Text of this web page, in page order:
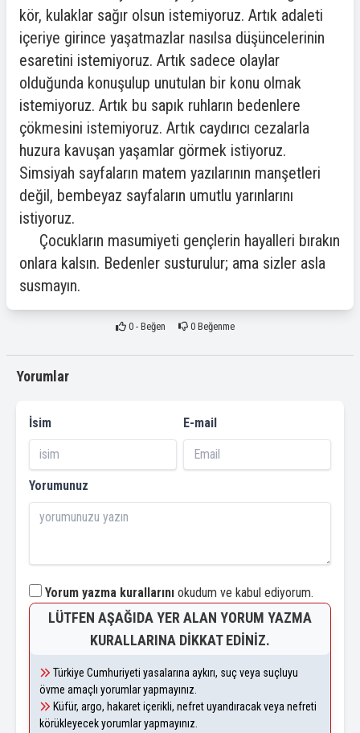
kör, kulaklar sağır olsun istemiyoruz. Artık adaleti
içeriye girince yaşatmazlar nasılsa düşüncelerinin
esaretini istemiyoruz. Artık sadece olaylar
olduğunda konuşulup unutulan bir konu olmak
istemiyoruz. Artık bu sapık ruhların bedenlere
çökmesini istemiyoruz. Artık caydırıcı cezalarla
huzura kavuşan yaşamlar görmek istiyoruz.
Simsiyah sayfaların matem yazılarının manşetleri
değil, bembeyaz sayfaların umutlu yarınlarını
istiyoruz.
Çocukların masumiyeti gençlerin hayalleri bırakın
onlara kalsın. Bedenler susturulur; ama sizler asla
susmayın.
0- Beğen 0 Beğenme
Yorumlar
İsim E-mail
Yorumunuz
Yorum yazma kurallarını okudum ve kabul ediyorum.
LÜTFEN AŞAĞIDA YER ALAN YORUM YAZMA
KURALLARINA DIKKAT EDINIZ.
Türkiye Cumhuriyeti yasalarına aykırı, suç veya suçluyu
övme amaçlı yorumlar yapmayınız.
Küfür, argo, hakaret içerikli, nefret uyandıracak veya nefreti
körükleyecek yorumlar yapmayınız.